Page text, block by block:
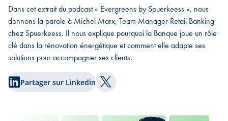
Dans cet extrait du podcast « Evergreens by Spuerkeess », nous
donnons la parole à Michel Marx, Team Manager Retail Banking
chez Spuerkeess. Il nous explique pourquoi la Banque joue un rôle
clé dans la rénovation énergétique et comment elle adapte ses
solutions pour accompagner ses clients.
Partager sur Linkedin Partager sur Twitter